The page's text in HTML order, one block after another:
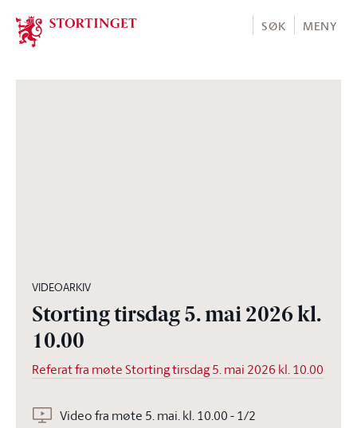
Stortinget.no
SØK MENY
VIDEOARKIV
Storting tirsdag 5. mai 2026 kl.
10.00
Referat fra møte Storting tirsdag 5. mai 2026 kl. 10.00
Video fra møte 5. mai. kl. 10.00 - 1/2